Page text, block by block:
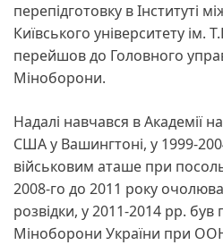
перепідготовку в Інституті
Київського університету ім.
перейшов до Головного
Міноборони.
Надалі навчався в Академії
США у Вашингтоні, у 1999-
військовим аташе при
2008-го до 2011 року
розвідки, у 2011-2014 рр.
Міноборони України при